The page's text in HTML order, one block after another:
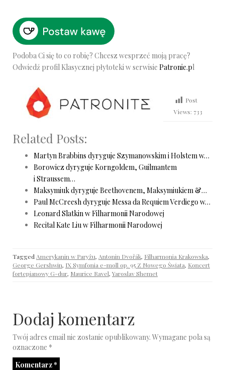
Podoba Ci się to co robię? Chcesz wesprzeć moją pracę?
Odwiedź profil Klasycznej płytoteki w serwisie Patronie.pl
Post
Views: 733
Related Posts:
Martyn Brabbins dyryguje Szymanowskim i Holstem w…
Borowicz dyryguje Korngoldem, Guilmantem
i Straussem…
Maksymiuk dyryguje Beethovenem, Maksymiukiem &…
Paul McCreesh dyryguje Messa da Requiem Verdiego w…
Leonard Slatkin w Filharmonii Narodowej
Recital Kate Liu w Filharmonii Narodowej
Tagged Amerykanin w Paryżu, Antonin Dvořák, Filharmonia Krakowska,
George Gershwin, IX Symfonia e-moll op. 95 Z Nowego Świata, Koncert
fortepianowy G-dur, Maurice Ravel, Yaroslav Shemet
Dodaj komentarz
Twój adres email nie zostanie opublikowany. Wymagane pola są
oznaczone *
Komentarz*